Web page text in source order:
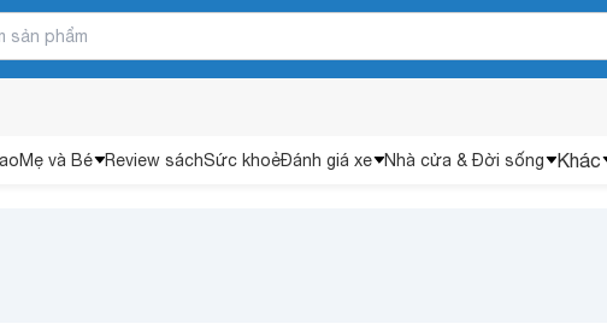
Mẹ và Bé Review sáchSức khoẻĐánh giá xe Nhà cửa & Đời sống Khác